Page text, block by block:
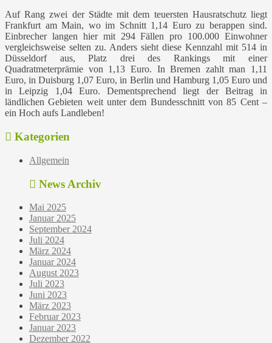
Auf Rang zwei der Städte mit dem teuersten Hausratschutz liegt
Frankfurt am Main, wo im Schnitt 1,14 Euro zu berappen sind.
Einbrecher langen hier mit 294 Fällen pro 100.000 Einwohner
vergleichsweise selten zu. Anders sieht diese Kennzahl mit 514 in
Düsseldorf aus, Platz drei des Rankings mit einer
Quadratmeterprämie von 1,13 Euro. In Bremen zahlt man 1,11
Euro, in Duisburg 1,07 Euro, in Berlin und Hamburg 1,05 Euro und
in Leipzig 1,04 Euro. Dementsprechend liegt der Beitrag in
ländlichen Gebieten weit unter dem Bundesschnitt von 85 Cent –
ein Hoch aufs Landleben!
Kategorien
Allgemein
News Archiv
Mai 2025
Januar 2025
September 2024
Juli 2024
März 2024
Januar 2024
August 2023
Juli 2023
Juni 2023
März 2023
Februar 2023
Januar 2023
Dezember 2022